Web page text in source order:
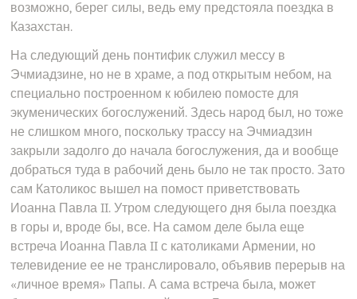
возможно, берег силы, ведь ему предстояла поездка в
Казахстан.
На следующий день понтифик служил мессу в
Эчмиадзине, но не в храме, а под открытым небом, на
специально построенном к юбилею помосте для
экуменических богослужений. Здесь народ был, но тоже
не слишком много, поскольку трассу на Эчмиадзин
закрыли задолго до начала богослужения, да и вообще
добраться туда в рабочий день было не так просто. Зато
сам Католикос вышел на помост приветствовать
Иоанна Павла II. Утром следующего дня была поездка
в горы и, вроде бы, все. На самом деле была еще
встреча Иоанна Павла II с католиками Армении, но
телевидение ее не транслировало, объявив перерыв на
«личное время» Папы. А сама встреча была, может